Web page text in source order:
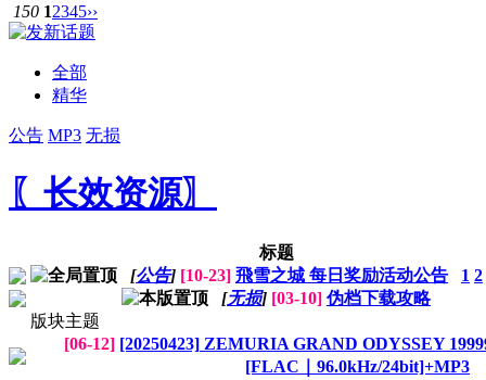
150 12345››
全部
精华
公告 MP3 无损
〖长效资源〗
标题
[公告] [10-23] 飛雪之城 每日奖励活动公告 1 2
[无损] [03-10] 伪档下载攻略
版块主题
[06-12] [20250423] ZEMURIA GRAND ODYSSEY
[FLAC｜96.0kHz/24bit]+MP3